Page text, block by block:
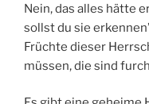
Nein, das alles hätte
sollst du sie
Früchte dieser
müssen, die sind